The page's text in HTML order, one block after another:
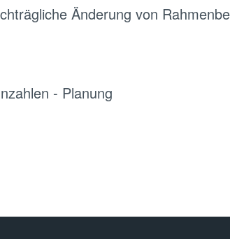
Änderung von